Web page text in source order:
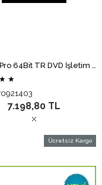
Win 10 Pro 64Bit TR DVD İşletim Sistemi FQC-08977 (Distribütör Garantili)
★ ★
7.198,80 TL
Ücretsiz Kargo